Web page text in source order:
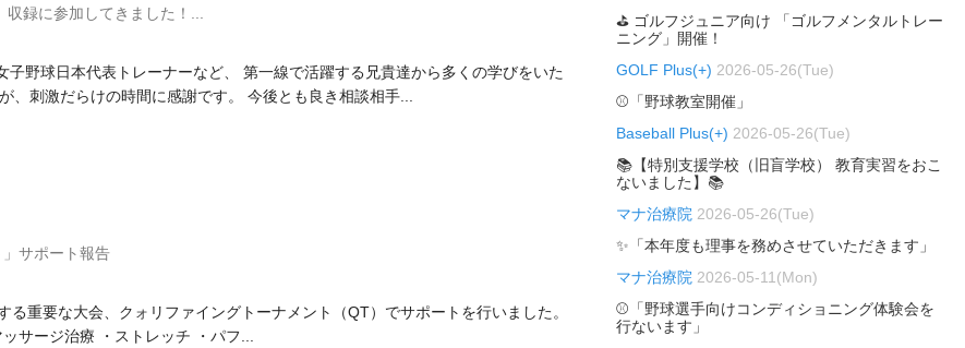
録に参加してきました！...
子野球日本代表トレーナーなど、 第一線で活躍する兄貴達から多くの学びをいた
、刺激だらけの時間に感謝です。 今後とも良き相談相手...
サポート報告
る重要な大会、クォリファイングトーナメント（QT）でサポートを行いました。
サージ治療 ・ストレッチ ・パフ...
⛳ ゴルフジュニア向け 「ゴルフメンタルトレー
ニング」開催！
GOLF Plus(+) 2026-05-26(Tue)
⚾「野球教室開催」
Baseball Plus(+) 2026-05-26(Tue)
📚【特別支援学校（旧盲学校） 教育実習をおこ
ないました】📚
マナ治療院 2026-05-26(Tue)
✨「本年度も理事を務めさせていただきます」
マナ治療院 2026-05-11(Mon)
⚾「野球選手向けコンディショニング体験会を
行ないます」